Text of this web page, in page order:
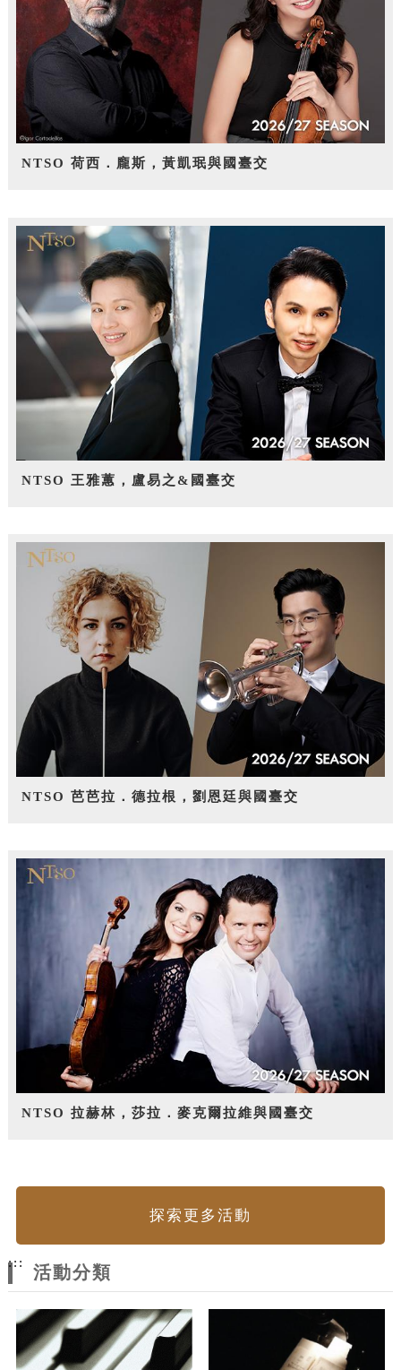
NTSO 荷西．龐斯，黃凱珉與國臺交
NTSO 王雅蕙，盧易之&國臺交
NTSO 芭芭拉．德拉根，劉恩廷與國臺交
NTSO 拉赫林，莎拉．麥克爾拉維與國臺交
探索更多活動
:::
活動分類